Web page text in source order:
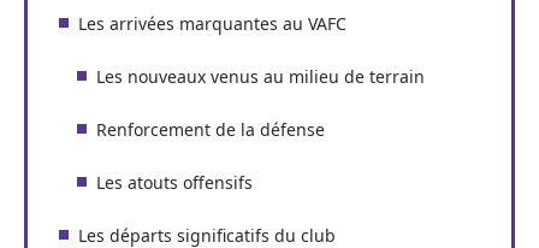
Les arrivées marquantes au VAFC
Les nouveaux venus au milieu de terrain
Renforcement de la défense
Les atouts offensifs
Les départs significatifs du club